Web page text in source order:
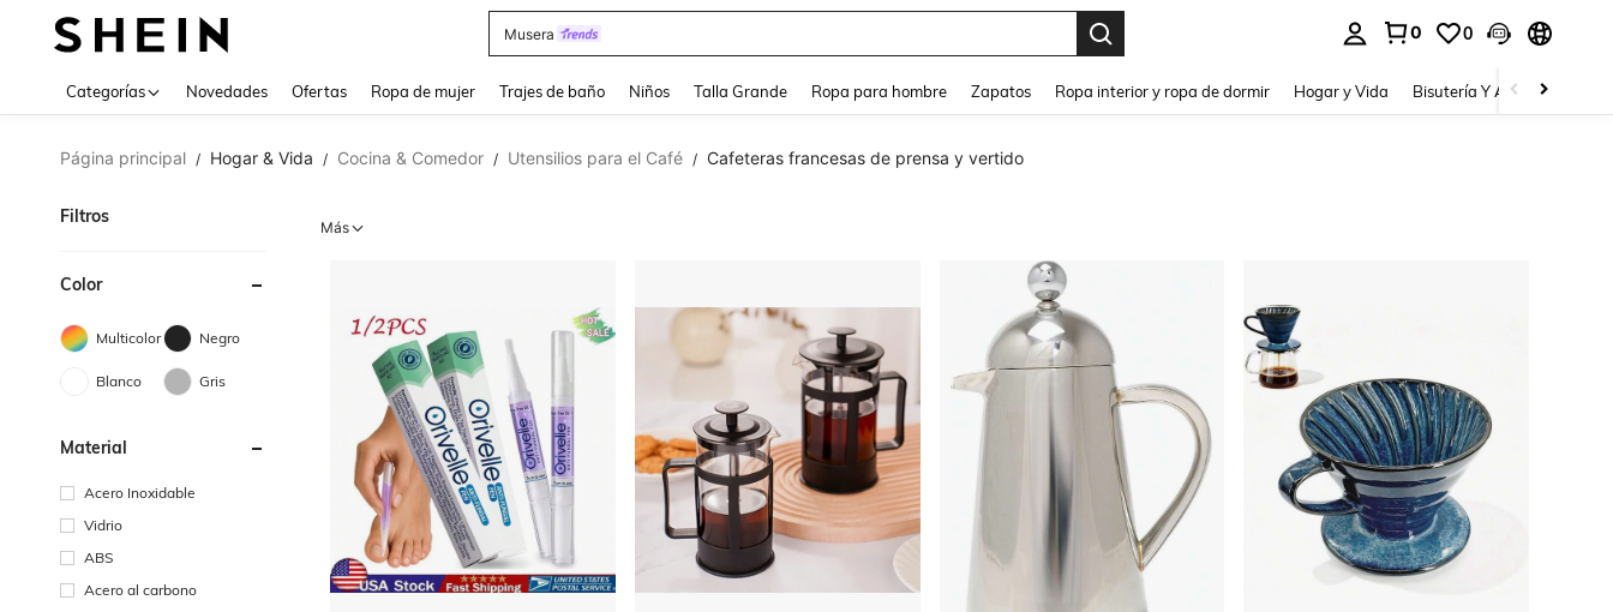
Musera 0 0
Categorías Novedades Ofertas Ropa de mujer Trajes de baño Niños Talla Grande Ropa para hombre Zapatos Ropa interior y ropa de dormir Hogar y Vida Bisutería Y Accesorios
Página principal / Hogar & Vida / Cocina & Comedor / Utensilios para el Café / Cafeteras francesas de prensa y vertido
Filtros
Color
Multicolor Negro
Blanco Gris
Material
Acero Inoxidable
Vidrio
ABS
Acero al carbono
Más